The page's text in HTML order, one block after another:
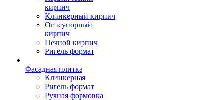
кирпич
Клинкерный кирпич
Огнеупорный
кирпич
Печной кирпич
Ригель формат
Фасадная плитка
Клинкерная
Ригель формат
Ручная формовка